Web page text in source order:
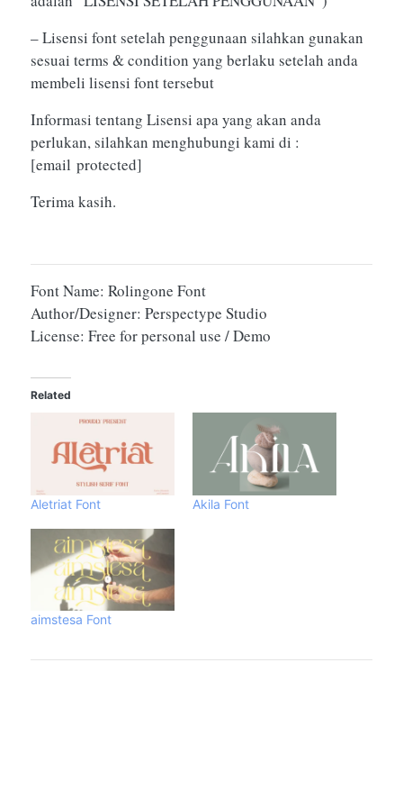
– Lisensi font setelah penggunaan silahkan gunakan
sesuai terms & condition yang berlaku setelah anda
membeli lisensi font tersebut
Informasi tentang Lisensi apa yang akan anda
perlukan, silahkan menghubungi kami di :
[email protected]
Terima kasih.
Font Name: Rolingone Font
Author/Designer: Perspectype Studio
License: Free for personal use / Demo
Related
Aletriat Font Akila Font
aimstesa Font